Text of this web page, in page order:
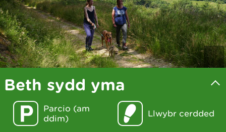
Beth sydd yma
Parcio (am
ddim)
Llwybr cerdded